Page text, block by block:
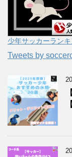
少年サッカーラン
Tweets by